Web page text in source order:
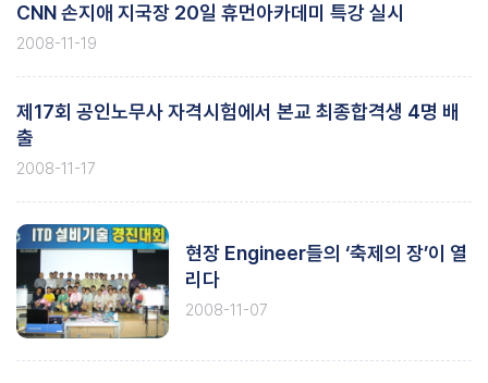
CNN 손지애 지국장 20일 휴먼아카데미 특강 실시
2008-11-19
제17회 공인노무사 자격시험에서 본교 최종합격생 4명 배
출
2008-11-17
현장 Engineer들의 ‘축제의 장’이 열
리다
2008-11-07